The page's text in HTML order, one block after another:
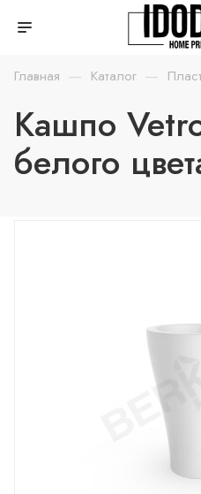
Главная — Каталог —
Кашпо
белого